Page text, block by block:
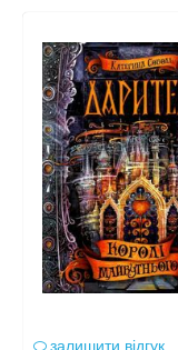
залишити відгук